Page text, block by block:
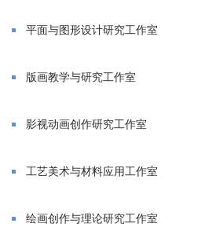
平面与图形设计研究工作室
版画教学与研究工作室
影视动画创作研究工作室
工艺美术与材料应用工作室
绘画创作与理论研究工作室